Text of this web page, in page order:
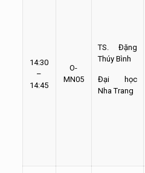
14:30
–
14:45
O-
MN05
TS. Đặng
Thúy Bình
Đại học
Nha Trang